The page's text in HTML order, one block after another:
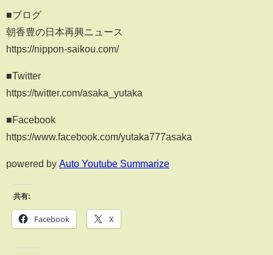
■ブログ
朝香豊の日本再興ニュース
https://nippon-saikou.com/
■Twitter
https://twitter.com/asaka_yutaka
■Facebook
https://www.facebook.com/yutaka777asaka
powered by Auto Youtube Summarize
共有:
Facebook X